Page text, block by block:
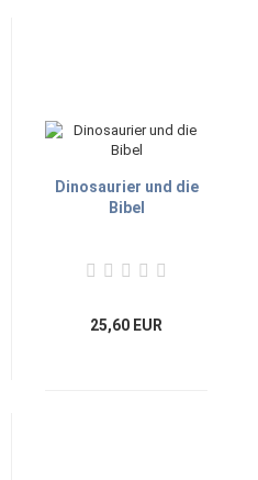
Dinosaurier und die
Bibel
25,60 EUR